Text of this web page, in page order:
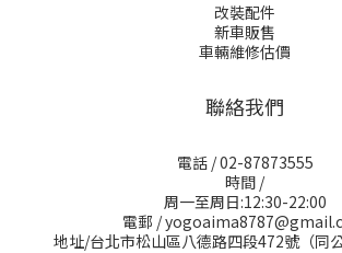
改裝配件
新車販售
車輛維修估價
聯絡我們
電話 / 02-87873555
時間 /
周一至周日:12:30-22:00
電郵 /
地址/台北市松山區八德路四段472號（同